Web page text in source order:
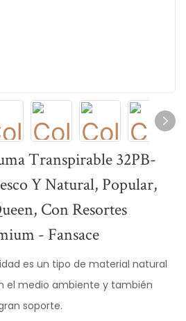
Transpirable 32PB-
Y Natural, Popular,
Con Resortes
- Fansace
es un tipo de material natural
el medio ambiente y también
soporte.